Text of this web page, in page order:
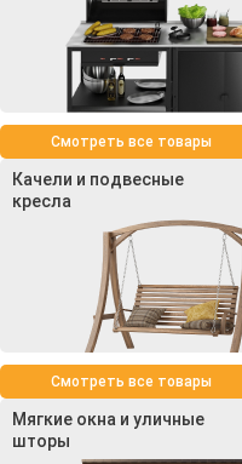
Смотреть все товары
Качели и подвесные
кресла
Смотреть все товары
Мягкие окна и уличные
шторы